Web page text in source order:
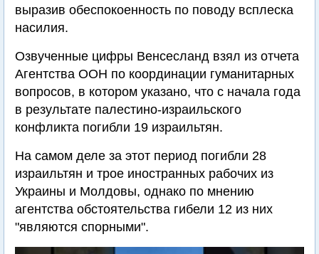
выразив обеспокоенность по поводу всплеска
насилия.
Озвученные цифры Венсесланд взял из отчета
Агентства ООН по координации гуманитарных
вопросов, в котором указано, что с начала года
в результате палестино-израильского
конфликта погибли 19 израильтян.
На самом деле за этот период погибли 28
израильтян и трое иностранных рабочих из
Украины и Молдовы, однако по мнению
агентства обстоятельства гибели 12 из них
"являются спорными".